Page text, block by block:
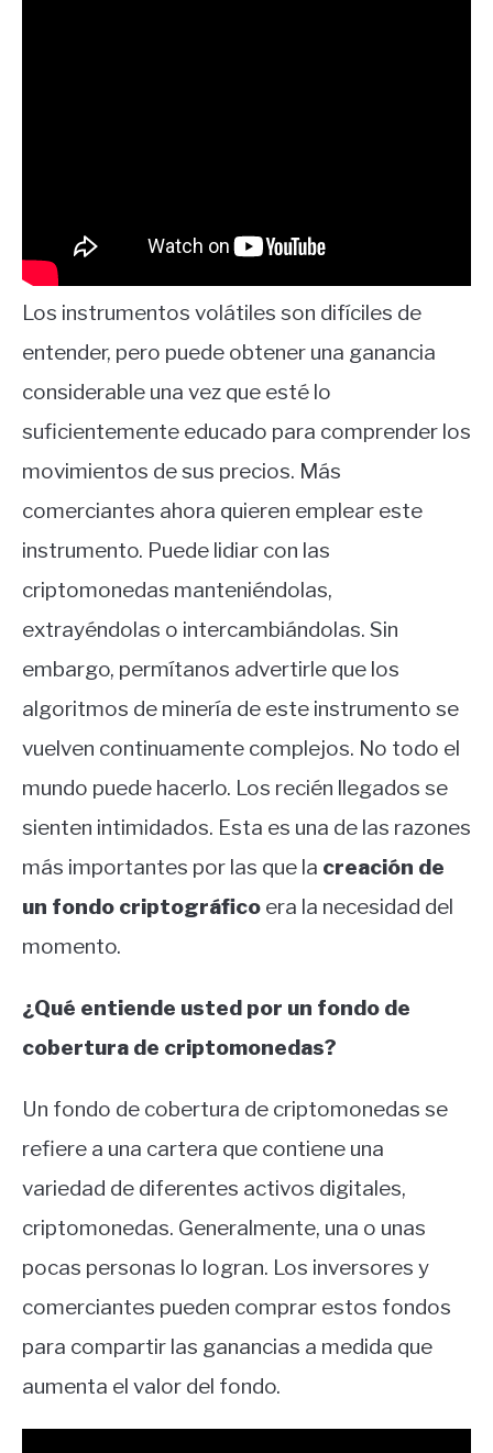
Los instrumentos volátiles son difíciles de
entender, pero puede obtener una ganancia
considerable una vez que esté lo
suficientemente educado para comprender los
movimientos de sus precios. Más
comerciantes ahora quieren emplear este
instrumento. Puede lidiar con las
criptomonedas manteniéndolas,
extrayéndolas o intercambiándolas. Sin
embargo, permítanos advertirle que los
algoritmos de minería de este instrumento se
vuelven continuamente complejos. No todo el
mundo puede hacerlo. Los recién llegados se
sienten intimidados. Esta es una de las razones
más importantes por las que la creación de
un fondo criptográfico era la necesidad del
momento.
¿Qué entiende usted por un fondo de
cobertura de criptomonedas?
Un fondo de cobertura de criptomonedas se
refiere a una cartera que contiene una
variedad de diferentes activos digitales,
criptomonedas. Generalmente, una o unas
pocas personas lo logran. Los inversores y
comerciantes pueden comprar estos fondos
para compartir las ganancias a medida que
aumenta el valor del fondo.